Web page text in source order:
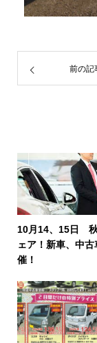
前の記
10月14、15日
ェア！新車、中古
催！